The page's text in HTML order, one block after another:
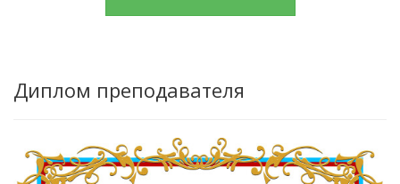
Диплом преподавателя